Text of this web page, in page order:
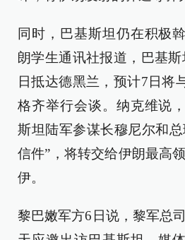
同时，巴基斯坦仍在积极
朗学生通讯社报道，巴基
日抵达德黑兰，预计7日将
格齐举行会谈。纳克维说
斯坦陆军参谋长穆尼尔和总
信件”，将转交给伊朗最高
伊。
黎巴嫩军方6日说，黎军总